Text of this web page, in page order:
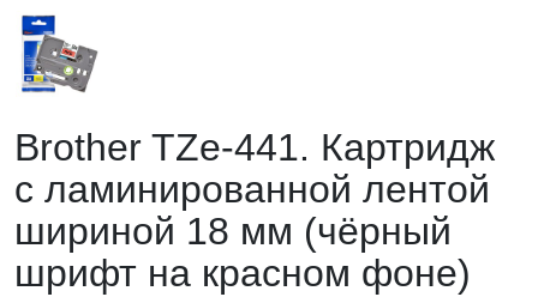
Brother TZe-441. Картридж
с ламинированной лентой
шириной 18 мм (чёрный
шрифт на красном фоне)